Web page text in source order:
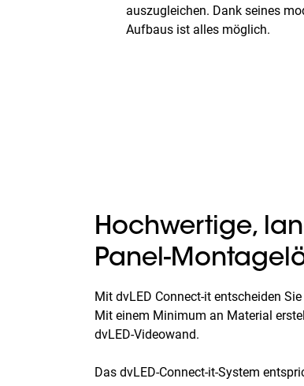
auszugleichen. Dank seines
Aufbaus ist alles möglich.
Hochwertige,
Panel-
Mit dvLED Connect-it entscheiden
Mit einem Minimum an Material
dvLED-Videowand.
Das dvLED-Connect-it-System